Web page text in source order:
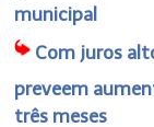
municipal
Com juros
preveem
três meses